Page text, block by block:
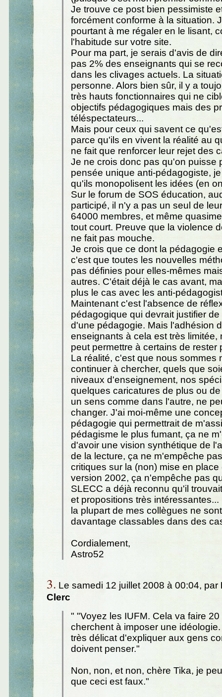
Je trouve ce post bien pessimiste
forcément conforme à la situation.
pourtant à me régaler en le lisant,
l'habitude sur votre site.
Pour ma part, je serais d'avis de
pas 2% des enseignants qui se
dans les clivages actuels. La
personne. Alors bien sûr, il y a
très hauts fonctionnaires qui ne
objectifs pédagogiques mais des
téléspectateurs...
Mais pour ceux qui savent ce
parce qu'ils en vivent la réalité au
ne fait que renforcer leur rejet des
Je ne crois donc pas qu'on puisse
pensée unique anti-pédagogiste,
qu'ils monopolisent les idées (en
Sur le forum de SOS éducation,
participé, il n'y a pas un seul de
64000 membres, et même
tout court. Preuve que la violence
ne fait pas mouche.
Je crois que ce dont la pédagogie
c'est que toutes les nouvelles
pas définies pour elles-mêmes
autres. C'était déjà le cas avant,
plus le cas avec les anti-
Maintenant c'est l'absence de
pédagogique qui devrait justifier de
d'une pédagogie. Mais l'adhésion
enseignants à cela est très limitée,
peut permettre à certains de rester
La réalité, c'est que nous sommes
continuer à chercher, quels que
niveaux d'enseignement, nos
quelques caricatures de plus ou
un sens comme dans l'autre, ne
changer. J'ai moi-même une
pédagogie qui permettrait de
pédagisme le plus fumant, ça ne
d'avoir une vision synthétique de
de la lecture, ça ne m'empêche
critiques sur la (non) mise en place
version 2002, ça n'empêche pas
SLECC a déjà reconnu qu'il
et propositions très
la plupart de mes collègues ne
davantage classables dans des
Cordialement,
Astro52
3. Le samedi 12 juillet 2008 à 00:04, par
Clerc
" "Voyez les IUFM. Cela va faire
cherchent à imposer une
très délicat d'expliquer aux gens
doivent penser."
Non, non, et non, chère Tika, je
que ceci est faux."